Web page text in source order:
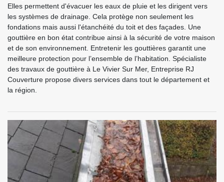
Elles permettent d'évacuer les eaux de pluie et les dirigent vers
les systèmes de drainage. Cela protège non seulement les
fondations mais aussi l'étanchéité du toit et des façades. Une
gouttière en bon état contribue ainsi à la sécurité de votre maison
et de son environnement. Entretenir les gouttières garantit une
meilleure protection pour l’ensemble de l’habitation. Spécialiste
des travaux de gouttière à Le Vivier Sur Mer, Entreprise RJ
Couverture propose divers services dans tout le département et
la région.